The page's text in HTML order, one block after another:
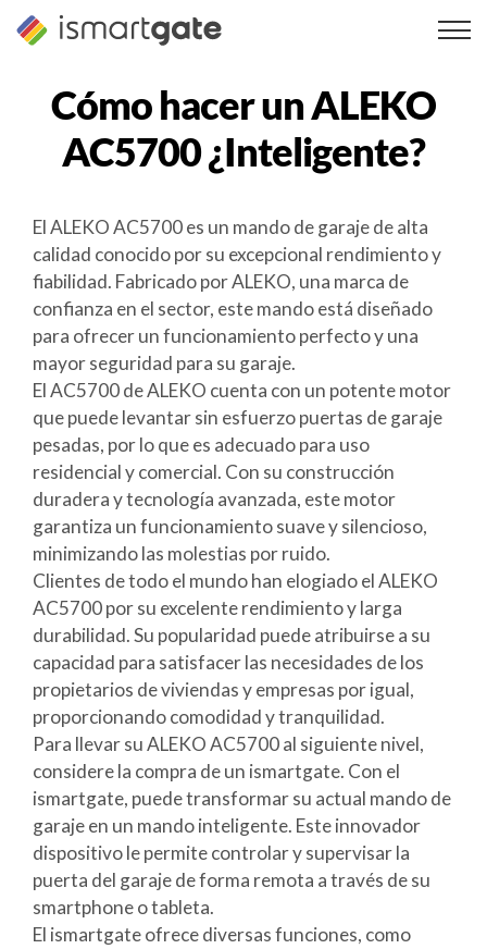
Cómo hacer unALEKO
AC5700¿Inteligente?
El ALEKO AC5700 es un mando de garaje de alta
calidad conocido por su excepcional rendimiento y
fiabilidad. Fabricado por ALEKO, una marca de
confianza en el sector, este mando está diseñado
para ofrecer un funcionamiento perfecto y una
mayor seguridad para su garaje.
El AC5700 de ALEKO cuenta con un potente motor
que puede levantar sin esfuerzo puertas de garaje
pesadas, por lo que es adecuado para uso
residencial y comercial. Con su construcción
duradera y tecnología avanzada, este motor
garantiza un funcionamiento suave y silencioso,
minimizando las molestias por ruido.
Clientes de todo el mundo han elogiado el ALEKO
AC5700 por su excelente rendimiento y larga
durabilidad. Su popularidad puede atribuirse a su
capacidad para satisfacer las necesidades de los
propietarios de viviendas y empresas por igual,
proporcionando comodidad y tranquilidad.
Para llevar su ALEKO AC5700 al siguiente nivel,
considere la compra de un ismartgate. Con el
ismartgate, puede transformar su actual mando de
garaje en un mando inteligente. Este innovador
dispositivo le permite controlar y supervisar la
puerta del garaje de forma remota a través de su
smartphone o tableta.
El ismartgate ofrece diversas funciones, como